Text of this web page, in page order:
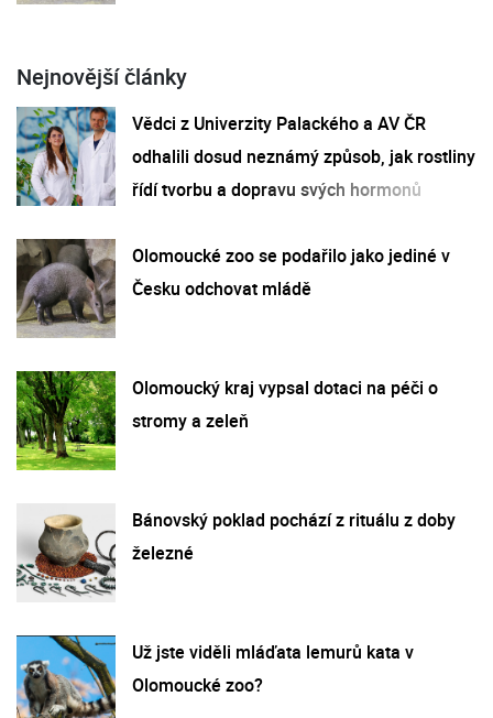
Nejnovější články
Vědci z Univerzity Palackého a AV ČR
odhalili dosud neznámý způsob, jak rostliny
řídí tvorbu a dopravu svých hormonů
Olomoucké zoo se podařilo jako jediné v
Česku odchovat mládě
Olomoucký kraj vypsal dotaci na péči o
stromy a zeleň
Bánovský poklad pochází z rituálu z doby
železné
Už jste viděli mláďata lemurů kata v
Olomoucké zoo?